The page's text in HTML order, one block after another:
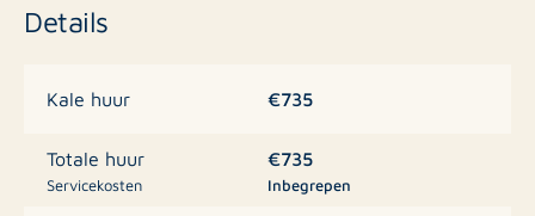
Bijzonderheden:
Grote Markt
- Zelfstandige studio
- Ideaal voor studenten RUG, Hanze, Zernike complex
Details
Kale huur €735
Totale huur
Servicekosten
€735
Inbegrepen